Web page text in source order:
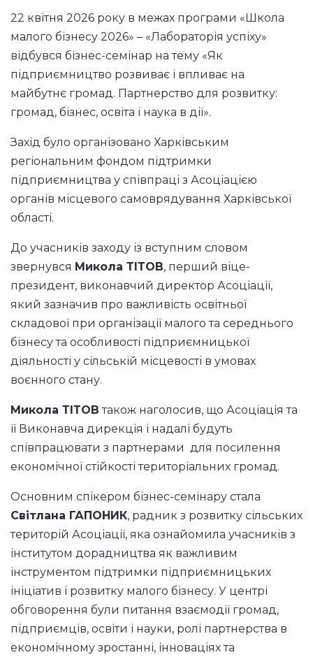
22 квітня 2026 року в межах програми «Школа
малого бізнесу 2026» – «Лабораторія успіху»
відбувся бізнес-семінар на тему «Як
підприємництво розвиває і впливає на
майбутнє громад. Партнерство для розвитку:
громад, бізнес, освіта і наука в дії».
Захід було організовано Харківським
регіональним фондом підтримки
підприємництва у співпраці з Асоціацією
органів місцевого самоврядування Харківської
області.
До учасників заходу із вступним словом
звернувся Микола ТІТОВ, перший віце-
президент, виконавчий директор Асоціації,
який зазначив про важливість освітньої
складової при організації малого та середнього
бізнесу та особливості підприємницької
діяльності у сільській місцевості в умовах
воєнного стану.
Микола ТІТОВ також наголосив, що Асоціація та
її Виконавча дирекція і надалі будуть
співпрацювати з партнерами для посилення
економічної стійкості територіальних громад.
Основним спікером бізнес-семінару стала
Світлана ГАПОНИК, радник з розвитку сільських
територій Асоціації, яка ознайомила учасників з
інститутом дорадництва як важливим
інструментом підтримки підприємницьких
ініціатив і розвитку малого бізнесу. У центрі
обговорення були питання взаємодії громад,
підприємців, освіти і науки, ролі партнерства в
економічному зростанні, інноваціях та